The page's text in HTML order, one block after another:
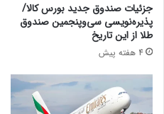
جزئیات صندوق جدید بورس کالا/
پذیره‌نویسی سی‌وپنجمین صندوق
طلا از این تاریخ
4 هفته پیش